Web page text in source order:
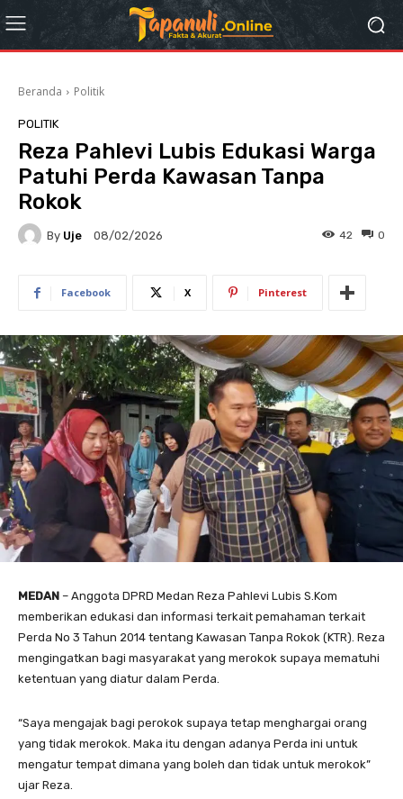
Beranda Politik
POLITIK
Reza Pahlevi Lubis Edukasi Warga
Patuhi Perda Kawasan Tanpa
Rokok
By Uje 08/02/2026 0
42
Facebook X Pinterest
MEDAN – Anggota DPRD Medan Reza Pahlevi Lubis S.Kom
memberikan edukasi dan informasi terkait pemahaman terkait
Perda No 3 Tahun 2014 tentang Kawasan Tanpa Rokok (KTR). Reza
mengingatkan bagi masyarakat yang merokok supaya mematuhi
ketentuan yang diatur dalam Perda.
“Saya mengajak bagi perokok supaya tetap menghargai orang
yang tidak merokok. Maka itu dengan adanya Perda ini untuk
mengatur tempat dimana yang boleh dan tidak untuk merokok”
ujar Reza.